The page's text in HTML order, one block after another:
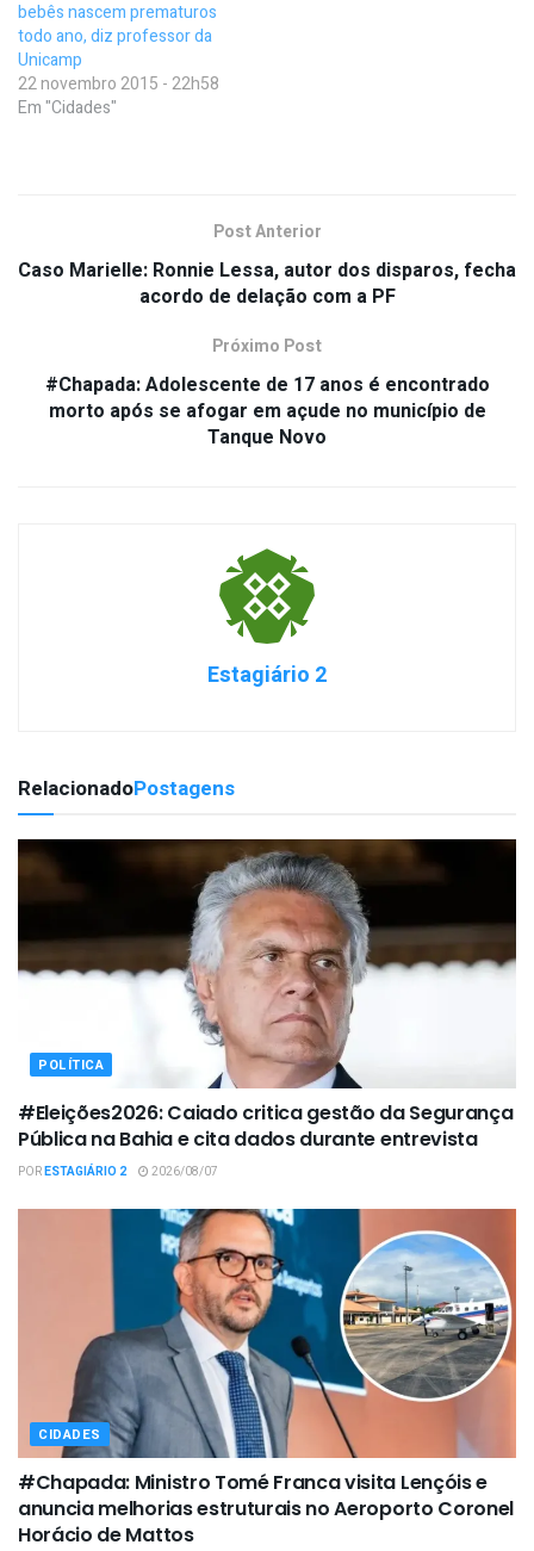
bebês nascem prematuros
todo ano, diz professor da
Unicamp
22 novembro 2015 - 22h58
Em "Cidades"
Post Anterior
Caso Marielle: Ronnie Lessa, autor dos disparos, fecha
acordo de delação com a PF
Próximo Post
#Chapada: Adolescente de 17 anos é encontrado
morto após se afogar em açude no município de
Tanque Novo
Estagiário 2
RelacionadoPostagens
POLÍTICA
#Eleições2026: Caiado critica gestão da Segurança
Pública na Bahia e cita dados durante entrevista
PORESTAGIÁRIO 2 2026/08/07
CIDADES
#Chapada: Ministro Tomé Franca visita Lençóis e
anuncia melhorias estruturais no Aeroporto Coronel
Horácio de Mattos